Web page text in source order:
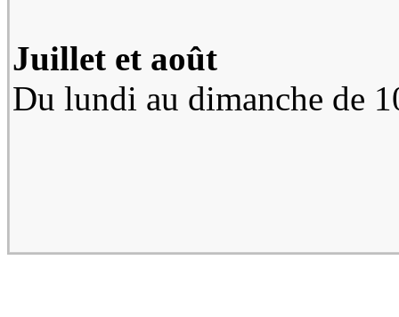
Juillet et août
Du lundi au dimanche de